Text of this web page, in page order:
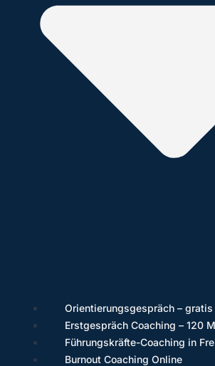
Orientierungsgespräch – gratis
Erstgespräch Coaching – 120
Führungskräfte-Coaching in
Burnout Coaching Online